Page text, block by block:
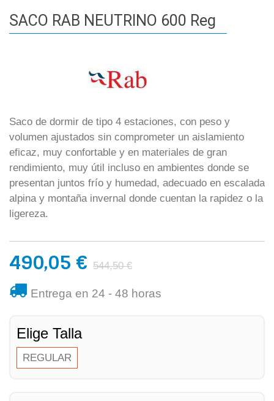
SACO RAB NEUTRINO 600 Reg
Saco de dormir de tipo 4 estaciones, con peso y
volumen ajustados sin comprometer un aislamiento
eficaz, muy confortable y en materiales de gran
rendimiento, muy útil incluso en ambientes donde se
presentan juntos frío y humedad, adecuado en escalada
alpina y montaña invernal donde cuentan la rapidez o la
ligereza.
490,05 € 544,50 €
Entrega en 24 - 48 horas
Elige Talla
REGULAR